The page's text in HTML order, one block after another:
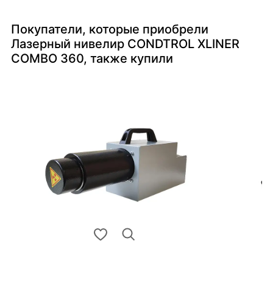
Покупатели, которые приобрели
Лазерный нивелир CONDTROL XLINER
COMBO 360, также купили